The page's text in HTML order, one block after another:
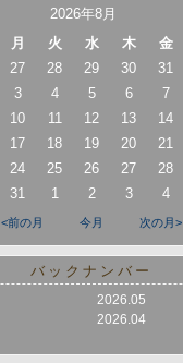
2026年8月
月 火 水 木 金
27 28 29 30 31
3 4 5 6 7
10 11 12 13 14
17 18 19 20 21
24 25 26 27 28
31 1 2 3 4
<前の月 今月 次の月>
バックナンバー
2026.05
2026.04